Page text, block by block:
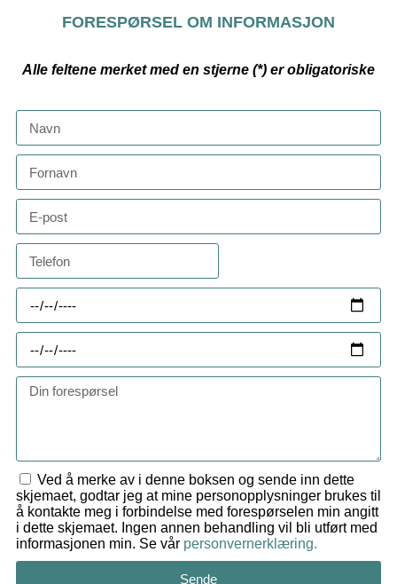
FORESPØRSEL OM INFORMASJON
Alle feltene merket med en stjerne (*) er obligatoriske
Ved å merke av i denne boksen og sende inn dette
skjemaet, godtar jeg at mine personopplysninger brukes til
å kontakte meg i forbindelse med forespørselen min angitt
i dette skjemaet. Ingen annen behandling vil bli utført med
informasjonen min. Se vår personvernerklæring.
Sende